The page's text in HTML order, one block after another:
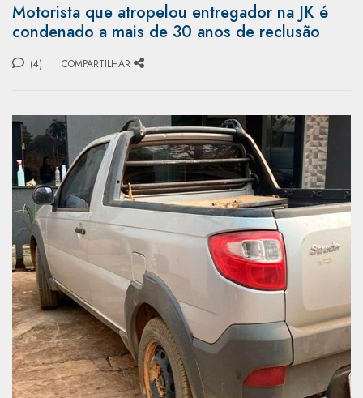
Motorista que atropelou entregador na JK é
condenado a mais de 30 anos de reclusão
(4) COMPARTILHAR